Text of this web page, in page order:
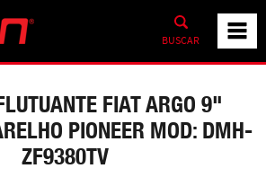
BUSCAR
FIAT ARGO 9"
PIONEER MOD: DMH-
ZF9380TV